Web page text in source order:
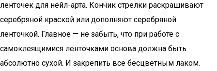
ленточек для нейл-арта. Кончик стрелки раскрашивают
серебряной краской или дополняют серебряной
ленточкой. Главное — не забыть, что при работе с
самоклеящимися ленточками основа должна быть
абсолютно сухой. И закрепить все бесцветным лаком.